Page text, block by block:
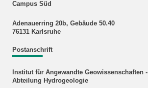
Campus Süd
Adenauerring 20b, Gebäude 50.40
76131 Karlsruhe
Postanschrift
Institut für Angewandte Geowissenschaften -
Abteilung Hydrogeologie